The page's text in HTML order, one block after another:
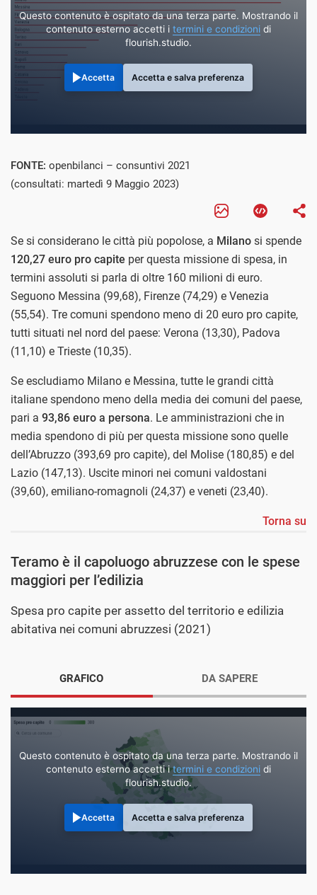
Questo contenuto è ospitato da una terza parte. Mostrando il
contenuto esterno accetti i termini e condizioni di
flourish.studio.
Accetta Accetta e salva preferenza
FONTE: openbilanci – consuntivi 2021
(consultati: martedì 9 Maggio 2023)
Se si considerano le città più popolose, a Milano si spende
120,27 euro pro capite per questa missione di spesa, in
termini assoluti si parla di oltre 160 milioni di euro.
Seguono Messina (99,68), Firenze (74,29) e Venezia
(55,54). Tre comuni spendono meno di 20 euro pro capite,
tutti situati nel nord del paese: Verona (13,30), Padova
(11,10) e Trieste (10,35).
Se escludiamo Milano e Messina, tutte le grandi città
italiane spendono meno della media dei comuni del paese,
pari a 93,86 euro a persona. Le amministrazioni che in
media spendono di più per questa missione sono quelle
dell’Abruzzo (393,69 pro capite), del Molise (180,85) e del
Lazio (147,13). Uscite minori nei comuni valdostani
(39,60), emiliano-romagnoli (24,37) e veneti (23,40).
Torna su
Teramo è il capoluogo abruzzese con le spese
maggiori per l’edilizia
Spesa pro capite per assetto del territorio e edilizia
abitativa nei comuni abruzzesi (2021)
GRAFICO
Questo contenuto è ospitato da una terza parte. Mostrando il
contenuto esterno accetti itermini e condizioni di
flourish.studio.
Accetta Accetta e salva preferenza
DA SAPERE